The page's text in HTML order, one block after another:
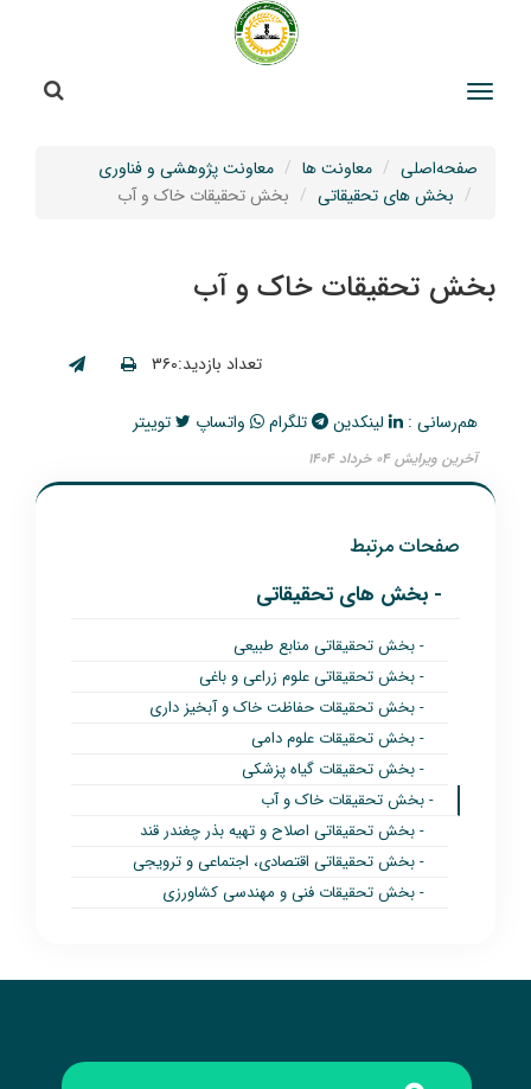
صفحه‌اصلی معاونت ها
معاونت پژوهشی و فناوری
بخش های تحقیقاتی
بخش تحقیقات خاک و آب
بخش تحقیقات خاک و آب
تعداد بازدید:۳۶۰
هم‌رسانی : لینکدین تلگرام واتساپ توییتر
آخرین ویرایش ۰۴ خرداد ۱۴۰۴
صفحات مرتبط
- بخش های تحقیقاتی
- بخش تحقیقاتی منابع طبیعی
- بخش تحقیقاتی علوم زراعی و باغی
- بخش تحقیقات حفاظت خاک و آبخیز داری
- بخش تحقیقات علوم دامی
- بخش تحقیقات گیاه پزشکی
- بخش تحقیقات خاک و آب
- بخش تحقیقاتی اصلاح و تهیه بذر چغندر قند
- بخش تحقیقاتی اقتصادی، اجتماعی و ترویجی
- بخش تحقیقات فنی و مهندسی کشاورزی